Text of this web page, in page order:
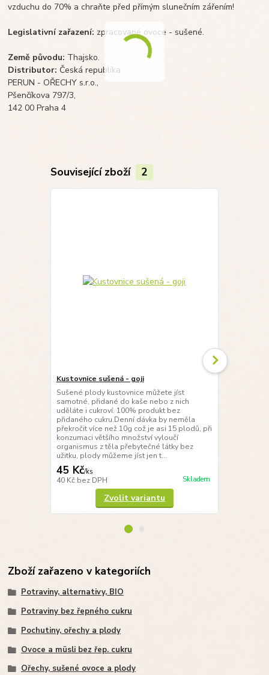
vzduchu do 70% a chraňte před přímým slunečním zářením!
Legislativní zařazení: zpracované ovoce - sušené.
Země původu: Thajsko.
Distributor: Česká republika
PERUN - OŘECHY s.r.o.,
Pšenčíkova 797/3,
142 00 Praha 4
Související zboží 2
Kustovnice sušená - goji
Sušené plody kustovnice můžete jíst
samotné, přidané do kaše nebo z nich
uděláte i cukroví. 100% produkt bez
přidaného cukru.Denní dávka by neměla
překročit více než 10g což je asi 15 plodů, při
konzumaci většího množství vyloučí
organismus z těla přebytečné látky bez
užitku, plody můžeme jíst jen t...
45 Kč/ks
40 Kč bez DPH Skladem
Zvolit variantu
Zboží zařazeno v kategoriích
Potraviny, alternativy, BIO
Potraviny bez řepného cukru
Pochutiny, ořechy a plody
Ovoce a müsli bez řep. cukru
Ořechy, sušené ovoce a plody